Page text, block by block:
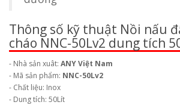
Thông số kỹ thuật Nồi nấu
cháo NNC-50Lv2 dung tích
- Nhà sản xuât: ANY Việt Nam
- Mã sản phẩm: NNC-50Lv2
- Chất liệu: Inox
- Dung tích: 50Lít